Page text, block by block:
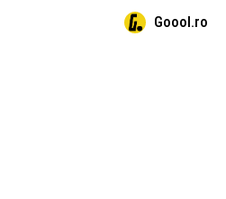
Goool.ro